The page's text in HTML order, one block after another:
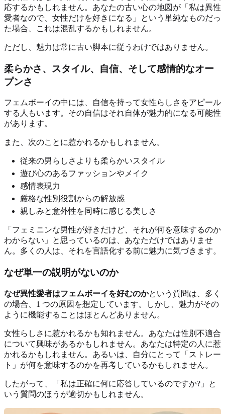
応するかもしれません。あなたの古い心の地図が「私は異性
愛者なので、女性だけを好きになる」という単純なものだっ
た場合、これは混乱するかもしれません。
ただし、魅力は常に古い脚本に従うわけではありません。
柔らかさ、スタイル、自信、そして感情的なオー
プンさ
フェムボーイの中には、自信を持って女性らしさをアピール
する人もいます。その自信はそれ自体が魅力的になる可能性
があります。
また、次のことに惹かれるかもしれません。
従来の男らしさよりも柔らかいスタイル
遊び心のあるファッションやメイク
感情表現力
厳格な性別役割からの解放感
親しみと意外性を同時に感じる美しさ
「フェミニンな男性が好きだけど、それが何を意味するのか
わからない」と思っているのは、あなただけではありませ
ん。多くの人は、それを言語化する前に魅力に気づきます。
なぜ単一の説明がないのか
なぜ異性愛者はフェムボーイを好むのかという質問は、多く
の場合、1 つの原因を想定しています。しかし、魅力がその
ように機能することはほとんどありません。
女性らしさに惹かれるかも知れません。あなたは性別不適合
について興味があるかもしれません。あなたは特定の人に惹
かれるかもしれません。あるいは、自分にとって「ストレー
ト」が何を意味するのかを再考しているかもしれません。
したがって、「私は正確に何に応答しているのですか?」と
いう質問のほうが適切かもしれません。